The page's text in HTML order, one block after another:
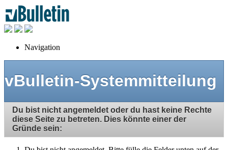
Navigation
vBulletin-Systemmitteilung
Du bist nicht angemeldet oder du hast keine Rechte
diese Seite zu betreten. Dies könnte einer der
Gründe sein: